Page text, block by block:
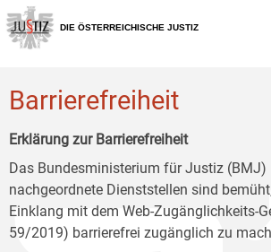
Zur
Hauptnavigation
[1]
Zum
Inhalt
[2]
Zum
Untermenü
[3]
DIE ÖSTERREICHISCHE JUSTIZ
Barrierefreiheit
Erklärung zur Barrierefreiheit
Das Bundesministerium für Justiz (BMJ)
nachgeordnete Dienststellen sind
Einklang mit dem Web-Zugänglichkeits-
59/2019) barrierefrei zugänglich zu